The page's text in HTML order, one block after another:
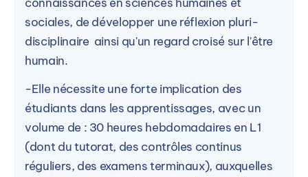
sociales, de développer une réflexion pluri-
disciplinaire ainsi qu'un regard croisé sur l'être
humain.
-Elle nécessite une forte implication des
étudiants dans les apprentissages, avec un
volume de : 30 heures hebdomadaires en L1
(dont du tutorat, des contrôles continus
réguliers, des examens terminaux), auxquelles